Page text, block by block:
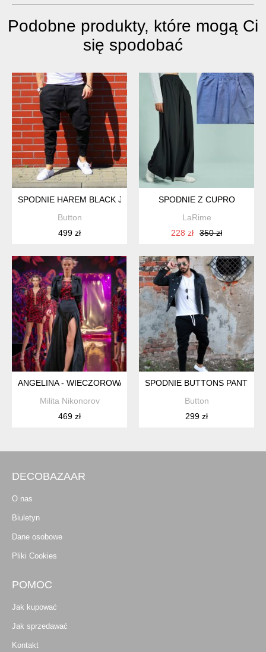
Podobne produkty, które mogą Ci
się spodobać
SPODNIE HAREM BLACK JEANS SPODNIE PUMPY CZARNE
Button
499 zł
SPODNIE Z CUPRO
LaRime
228 zł
350 zł
ANGELINA - WIECZOROWA SPÓDNICA
Milita Nikonorov
469 zł
SPODNIE BUTTONS PANTS
Button
299 zł
DECOBAZAAR
O nas
Biuletyn
Dane osobowe
Pliki Cookies
POMOC
Jak kupować
Jak sprzedawać
Kontakt